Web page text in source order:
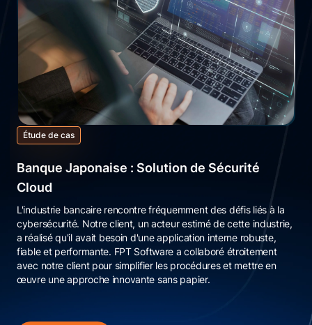
Étude de cas
Banque Japonaise : Solution de Sécurité
Cloud
L'industrie bancaire rencontre fréquemment des défis liés à la
cybersécurité. Notre client, un acteur estimé de cette industrie,
a réalisé qu'il avait besoin d'une application interne robuste,
fiable et performante. FPT Software a collaboré étroitement
avec notre client pour simplifier les procédures et mettre en
œuvre une approche innovante sans papier.
Étude de cas
Révolutionner le Financement des Chaînes
avec l’Automatisation
L'industrie du commerce de détail évolue à une vitesse
fulgurante, mais ce progrès entraîne également des défis
uniques. L'un de ces défis est la dépendance croissante aux
efforts manuels, souvent source d'erreurs coûteuses. Notre
client a su protéger ses données sensibles contre les violations
et pertes financières potentielles.
Étude de cas
Renforcer la sécurité Multi-Cloud
Maintenir un environnement cloud présente de nombreux défis
pour les entreprises, rendant crucial le renforcement de la
sécurité et la protection des opérations stratégiques. Notre
client recherchait une solution alignée aux normes et meilleures
pratiques du secteur pour protéger efficacement son système,
ses charges de travail cloud et ses données sensibles.